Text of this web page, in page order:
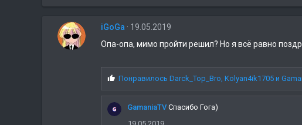
iGoGa
19.05.2019
Опа-опа, мимо пройти решил? Но я всё равно
С
и
м
п
Понравилось Darck_Top_Bro, Kolyan4ik1705и
GamaniaTV Спасибо Гога)